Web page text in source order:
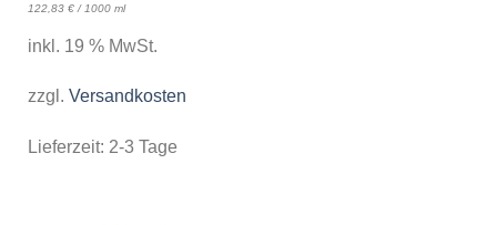
122,83 €/ 1000 ml
inkl. 19 % MwSt.
zzgl. Versandkosten
Lieferzeit: 2-3 Tage